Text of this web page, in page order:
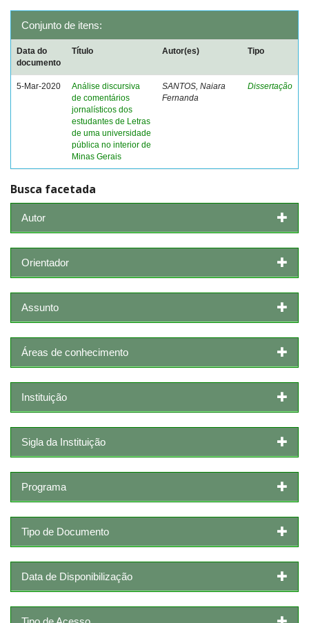
Conjunto de itens:
Data do
documento
Título Autor(es) Tipo
5-Mar-2020
Análise discursiva
de comentários
jornalísticos dos
estudantes de Letras
de uma universidade
pública no interior de
Minas Gerais
SANTOS, Naiara
Fernanda
Dissertação
Busca facetada
Autor
Orientador
Assunto
Áreas de conhecimento
Instituição
Sigla da Instituição
Programa
Tipo de Documento
Data de Disponibilização